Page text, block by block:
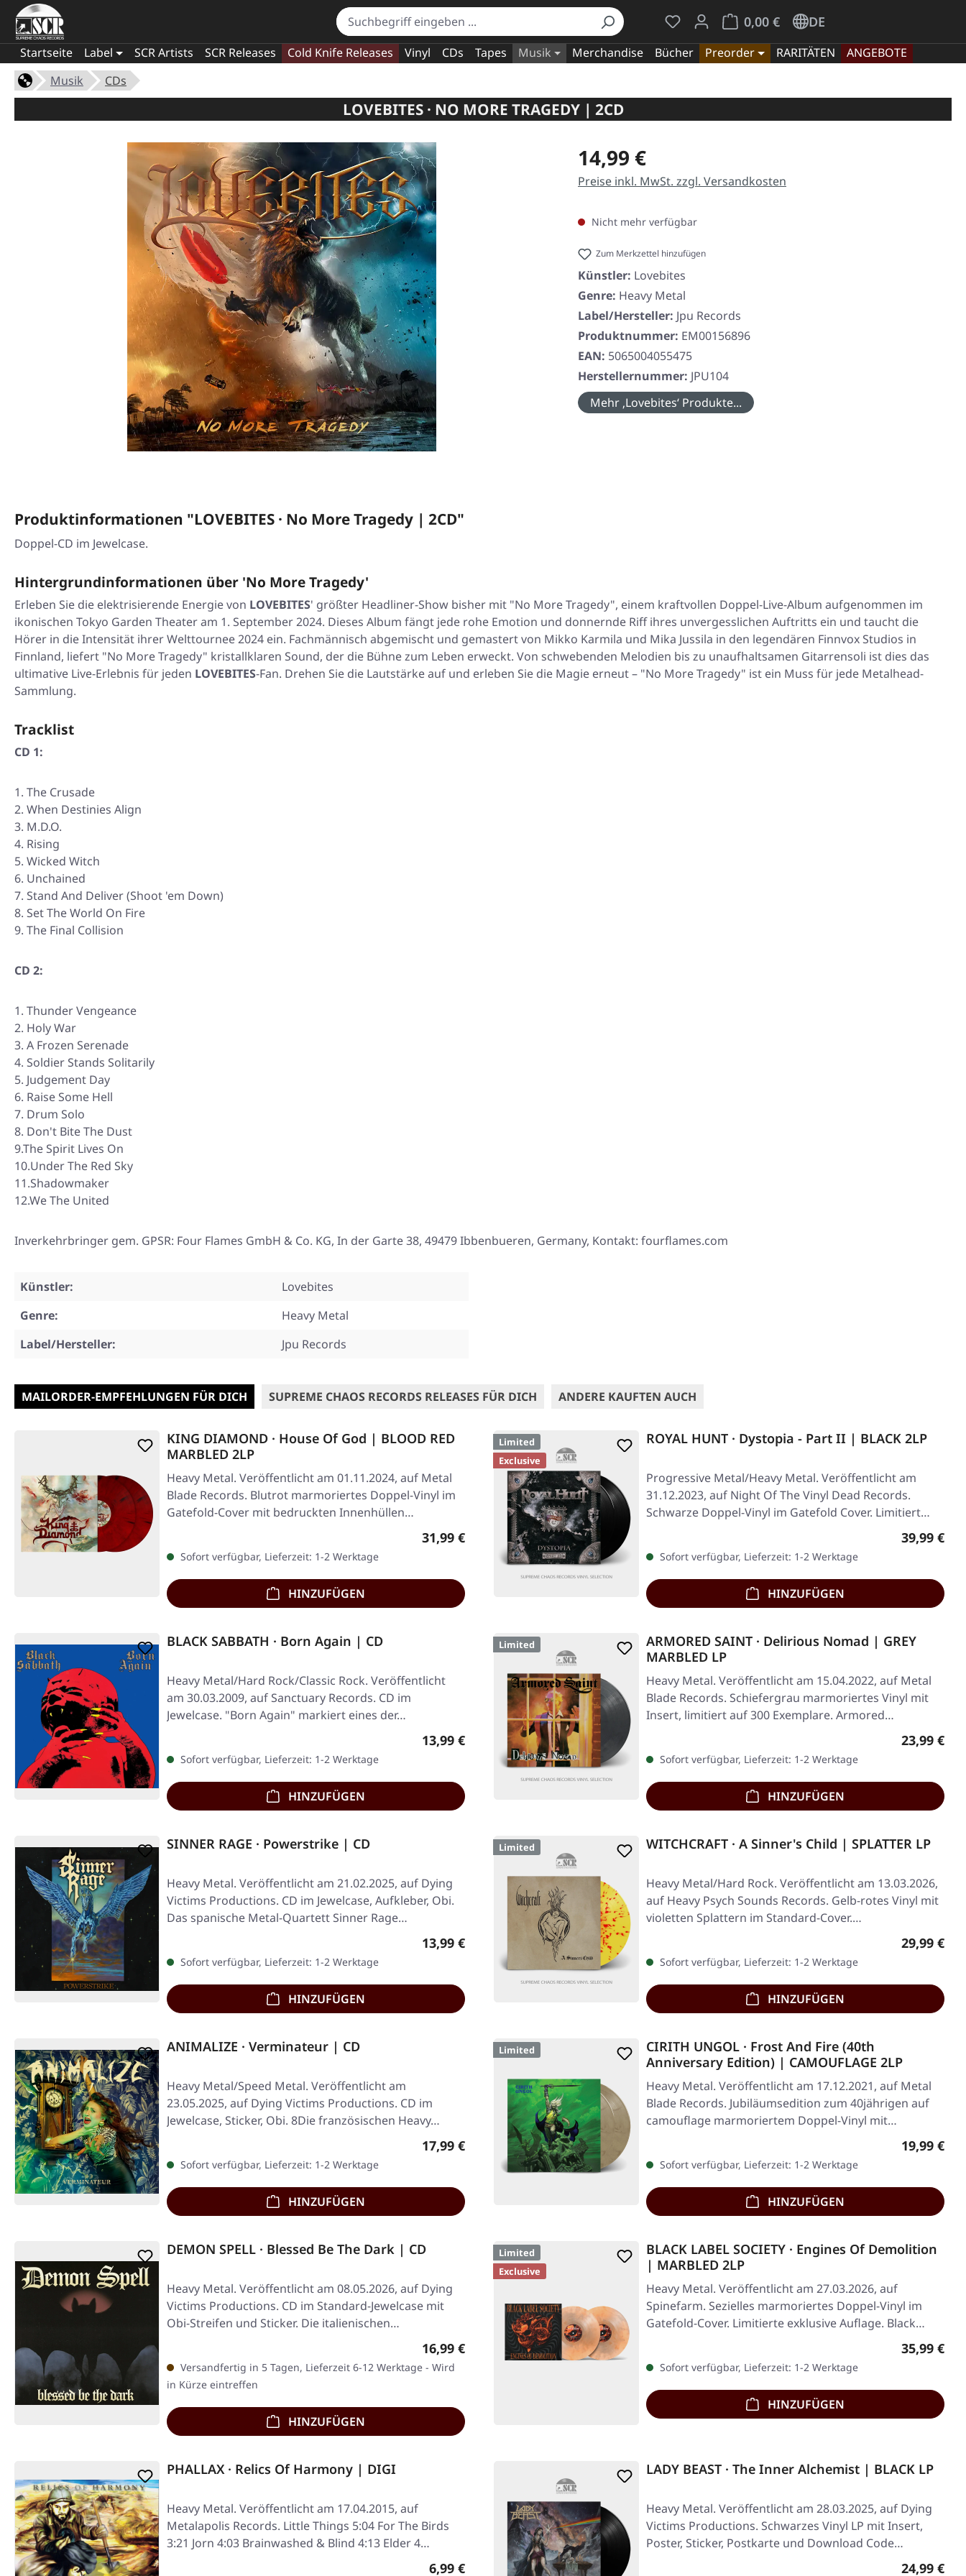
Du hast 0 Produkte auf dem Merkzettel
0,00 €
Warenkorb enthält 0 Positionen. Der
DE
Startseite Label SCR Artists SCR Releases Cold Knife Releases Vinyl CDs Tapes Musik Merchandise Bücher Preorder RARITÄTEN
ANGEBOTE
Musik
CDs
LOVEBITES · NO MORE TRAGEDY | 2CD
Regulärer Preis:
14,99 €
Preise inkl. MwSt. zzgl. Versandkosten
Nicht mehr verfügbar
Zum Merkzettel hinzufügen
Künstler: Lovebites
Genre: Heavy Metal
Label/Hersteller: Jpu Records
Produktnummer: EM00156896
EAN: 5065004055475
Herstellernummer: JPU104
Mehr ‚Lovebites‘ Produkte...
Produktinformationen "LOVEBITES · No More Tragedy | 2CD"
Doppel-CD im Jewelcase.
Hintergrundinformationen über 'No More Tragedy'
Erleben Sie die elektrisierende Energie von LOVEBITES' größter Headliner-Show bisher mit "No More Tragedy", einem kraftvollen Doppel-Live-Album aufgenommen im
ikonischen Tokyo Garden Theater am 1. September 2024. Dieses Album fängt jede rohe Emotion und donnernde Riff ihres unvergesslichen Auftritts ein und taucht die
Hörer in die Intensität ihrer Welttournee 2024 ein. Fachmännisch abgemischt und gemastert von Mikko Karmila und Mika Jussila in den legendären Finnvox Studios in
Finnland, liefert "No More Tragedy" kristallklaren Sound, der die Bühne zum Leben erweckt. Von schwebenden Melodien bis zu unaufhaltsamen Gitarrensoli ist dies das
ultimative Live-Erlebnis für jeden LOVEBITES-Fan. Drehen Sie die Lautstärke auf und erleben Sie die Magie erneut – "No More Tragedy" ist ein Muss für jede Metalhead-
Sammlung.
Tracklist
CD 1:
The Crusade
When Destinies Align
M.D.O.
Rising
Wicked Witch
Unchained
Stand And Deliver (Shoot 'em Down)
Set The World On Fire
The Final Collision
CD 2:
Thunder Vengeance
Holy War
A Frozen Serenade
Soldier Stands Solitarily
Judgement Day
Raise Some Hell
Drum Solo
Don't Bite The Dust
9.The Spirit Lives On
10.Under The Red Sky
11.Shadowmaker
12.We The United
Inverkehrbringer gem. GPSR: Four Flames GmbH & Co. KG, In der Garte 38, 49479 Ibbenbueren, Germany, Kontakt: fourflames.com
Künstler:
Lovebites
Genre:
Heavy Metal
Label/Hersteller:
Jpu Records
MAILORDER-EMPFEHLUNGEN FÜR DICH SUPREME CHAOS RECORDS RELEASES FÜR DICH ANDERE KAUFTEN AUCH
KING DIAMOND · House Of God | BLOOD RED
MARBLED 2LP
Heavy Metal. Veröffentlicht am 01.11.2024, auf Metal
Blade Records. Blutrot marmoriertes Doppel-Vinyl im
Gatefold-Cover mit bedruckten Innenhüllen…
Regulärer Preis:
31,99 €
Sofort verfügbar, Lieferzeit: 1-2 Werktage
HINZUFÜGEN
Limited
Exclusive
ROYAL HUNT · Dystopia - Part II | BLACK 2LP
Progressive Metal/Heavy Metal. Veröffentlicht am
31.12.2023, auf Night Of The Vinyl Dead Records.
Schwarze Doppel-Vinyl im Gatefold Cover. Limitiert…
Regulärer
39,99 €
Sofort verfügbar, Lieferzeit: 1-2 Werktage
HINZUFÜGEN
BLACK SABBATH · Born Again | CD
Heavy Metal/Hard Rock/Classic Rock. Veröffentlicht
am 30.03.2009, auf Sanctuary Records. CD im
Jewelcase. "Born Again" markiert eines der…
Regulärer Preis:
13,99 €
Sofort verfügbar, Lieferzeit: 1-2 Werktage
HINZUFÜGEN
Limited
ARMORED SAINT · Delirious Nomad | GREY
MARBLED LP
Heavy Metal. Veröffentlicht am 15.04.2022, auf Metal
Blade Records. Schiefergrau marmoriertes Vinyl mit
Insert, limitiert auf 300 Exemplare. Armored…
Regulärer
23,99 €
Sofort verfügbar, Lieferzeit: 1-2 Werktage
HINZUFÜGEN
SINNER RAGE · Powerstrike | CD
Heavy Metal. Veröffentlicht am 21.02.2025, auf Dying
Victims Productions. CD im Jewelcase, Aufkleber, Obi.
Das spanische Metal-Quartett Sinner Rage…
Regulärer Preis:
13,99 €
Sofort verfügbar, Lieferzeit: 1-2 Werktage
HINZUFÜGEN
Limited WITCHCRAFT · A Sinner's Child | SPLATTER LP
Heavy Metal/Hard Rock. Veröffentlicht am 13.03.2026,
auf Heavy Psych Sounds Records. Gelb-rotes Vinyl mit
violetten Splattern im Standard-Cover.…
Regulärer
29,99 €
Sofort verfügbar, Lieferzeit: 1-2 Werktage
HINZUFÜGEN
ANIMALIZE · Verminateur | CD
Heavy Metal/Speed Metal. Veröffentlicht am
23.05.2025, auf Dying Victims Productions. CD im
Jewelcase, Sticker, Obi. 8Die französischen Heavy…
Regulärer Preis:
17,99 €
Sofort verfügbar, Lieferzeit: 1-2 Werktage
HINZUFÜGEN
Limited
CIRITH UNGOL · Frost And Fire (40th
Anniversary Edition) | CAMOUFLAGE 2LP
Heavy Metal. Veröffentlicht am 17.12.2021, auf Metal
Blade Records. Jubiläumsedition zum 40jährigen auf
camouflage marmoriertem Doppel-Vinyl mit…
Regulärer
19,99 €
Sofort verfügbar, Lieferzeit: 1-2 Werktage
HINZUFÜGEN
DEMON SPELL · Blessed Be The Dark | CD
Heavy Metal. Veröffentlicht am 08.05.2026, auf Dying
Victims Productions. CD im Standard-Jewelcase mit
Obi-Streifen und Sticker. Die italienischen…
Regulärer Preis:
16,99 €
Versandfertig in 5 Tagen, Lieferzeit 6-12 Werktage - Wird
in Kürze eintreffen
HINZUFÜGEN
Limited
Exclusive
BLACK LABEL SOCIETY · Engines Of Demolition
| MARBLED 2LP
Heavy Metal. Veröffentlicht am 27.03.2026, auf
Spinefarm. Sezielles marmoriertes Doppel-Vinyl im
Gatefold-Cover. Limitierte exklusive Auflage. Black…
Regulärer
35,99 €
Sofort verfügbar, Lieferzeit: 1-2 Werktage
HINZUFÜGEN
PHALLAX · Relics Of Harmony | DIGI
Heavy Metal. Veröffentlicht am 17.04.2015, auf
Metalapolis Records. Little Things 5:04 For The Birds
3:21 Jorn 4:03 Brainwashed & Blind 4:13 Elder 4…
Regulärer Preis:
6,99 €
LADY BEAST · The Inner Alchemist | BLACK LP
Heavy Metal. Veröffentlicht am 28.03.2025, auf Dying
Victims Productions. Schwarzes Vinyl LP mit Insert,
Poster, Sticker, Postkarte und Download Code…
Regulärer
24,99 €